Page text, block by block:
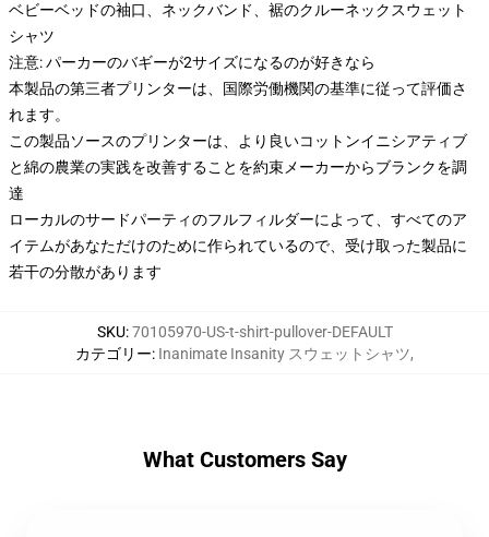
ベビーベッドの袖口、ネックバンド、裾のクルーネックスウェット
シャツ
注意: パーカーのバギーが2サイズになるのが好きなら
本製品の第三者プリンターは、国際労働機関の基準に従って評価さ
れます。
この製品ソースのプリンターは、より良いコットンイニシアティブ
と綿の農業の実践を改善することを約束メーカーからブランクを調
達
ローカルのサードパーティのフルフィルダーによって、すべてのア
イテムがあなただけのために作られているので、受け取った製品に
若干の分散があります
SKU:70105970-US-t-shirt-pullover-DEFAULT
カテゴリー: Inanimate Insanity スウェットシャツ,
What Customers Say